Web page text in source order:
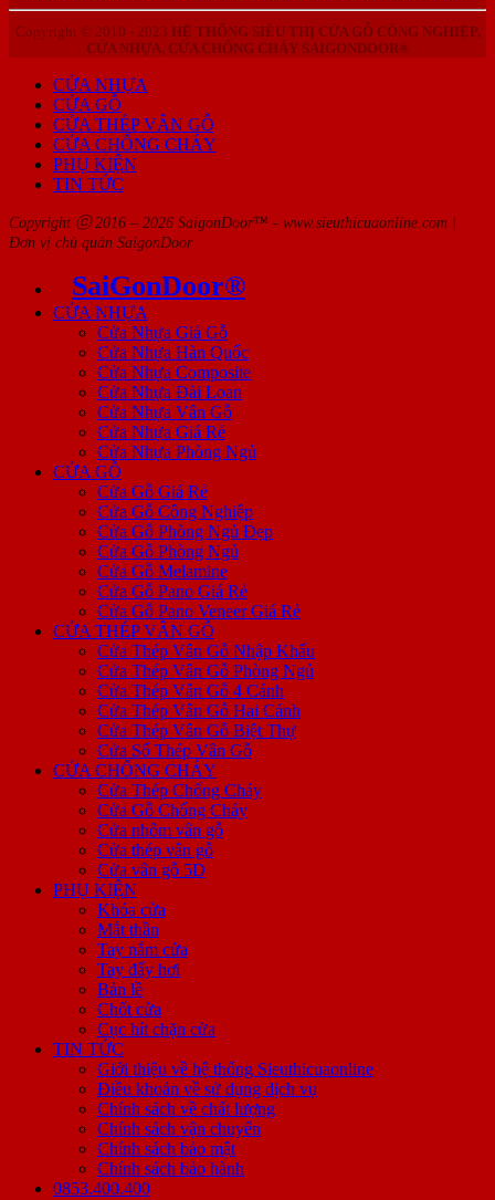
Copyright © 2010 - 2023 HỆ THỐNG SIÊU THỊ CỬA GỖ CÔNG NGHIỆP,
CỬA NHỰA, CỬA CHỐNG CHÁY SAIGONDOOR®
CỬA NHỰA
CỬA GỖ
CỬA THÉP VÂN GỖ
CỬA CHỐNG CHÁY
PHỤ KIỆN
TIN TỨC
Copyright ⓒ 2016 – 2026 SaigonDoor™ - www.sieuthicuaonline.com |
Đơn vị chủ quản SaigonDoor
SaiGonDoor®
CỬA NHỰA
Cửa Nhựa Giả Gỗ
Cửa Nhựa Hàn Quốc
Cửa Nhựa Composite
Cửa Nhựa Đài Loan
Cửa Nhựa Vân Gỗ
Cửa Nhựa Giá Rẻ
Cửa Nhựa Phòng Ngủ
CỬA GỖ
Cửa Gỗ Giá Rẻ
Cửa Gỗ Công Nghiệp
Cửa Gỗ Phòng Ngủ Đẹp
Cửa Gỗ Phòng Ngủ
Cửa Gỗ Melamine
Cửa Gỗ Pano Giá Rẻ
Cửa Gỗ Pano Veneer Giá Rẻ
CỬA THÉP VÂN GỖ
Cửa Thép Vân Gỗ Nhập Khẩu
Cửa Thép Vân Gỗ Phòng Ngủ
Cửa Thép Vân Gỗ 4 Cánh
Cửa Thép Vân Gỗ Hai Cánh
Cửa Thép Vân Gỗ Biệt Thự
Cửa Sổ Thép Vân Gỗ
CỬA CHỐNG CHÁY
Cửa Thép Chống Cháy
Cửa Gỗ Chống Cháy
Cửa nhôm vân gỗ
Cửa thép vân gỗ
Cửa vân gỗ 5D
PHỤ KIỆN
Khóa cửa
Mắt thần
Tay nắm cửa
Tay đẩy hơi
Bản lề
Chốt cửa
Cục hít chặn cửa
TIN TỨC
Giới thiệu về hệ thống Sieuthicuaonline
Điều khoản về sử dụng dịch vụ
Chính sách về chất lượng
Chính sách vận chuyển
Chính sách bảo mật
Chính sách bảo hành
0853.400.400